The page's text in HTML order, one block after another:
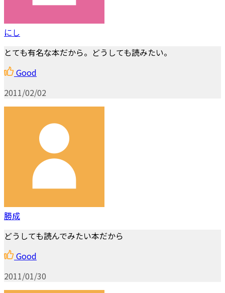
にし
とても有名な本だから。どうしても読みたい。
Good
2011/02/02
勝成
どうしても読んでみたい本だから
Good
2011/01/30